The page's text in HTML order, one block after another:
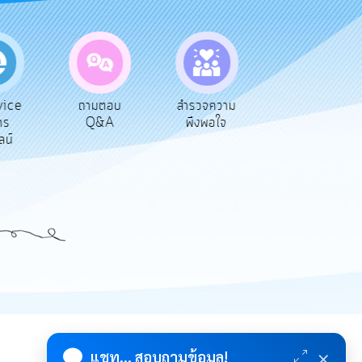
ถามตอบ
Q&A
สำรวจความ
พึงพอใจ
ผู้รับเบีย
ยังชีพ
แชท... สอบถามข้อมูล! ×